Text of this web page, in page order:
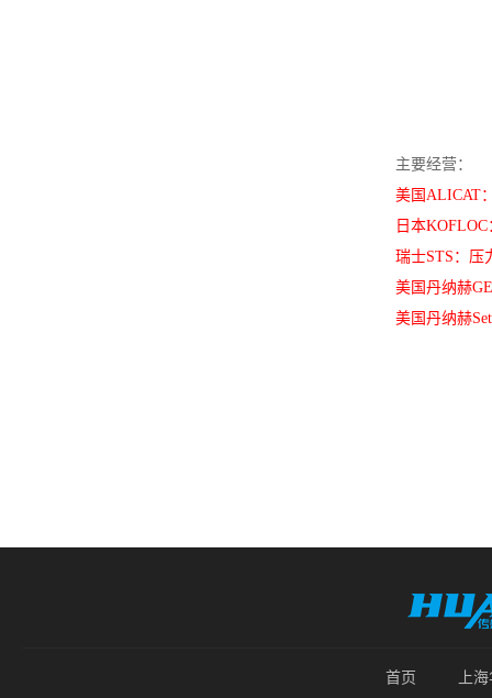
主要经营：
美国ALICAT
日本
瑞士STS：压
美国丹纳赫
美国丹纳赫
首页 上